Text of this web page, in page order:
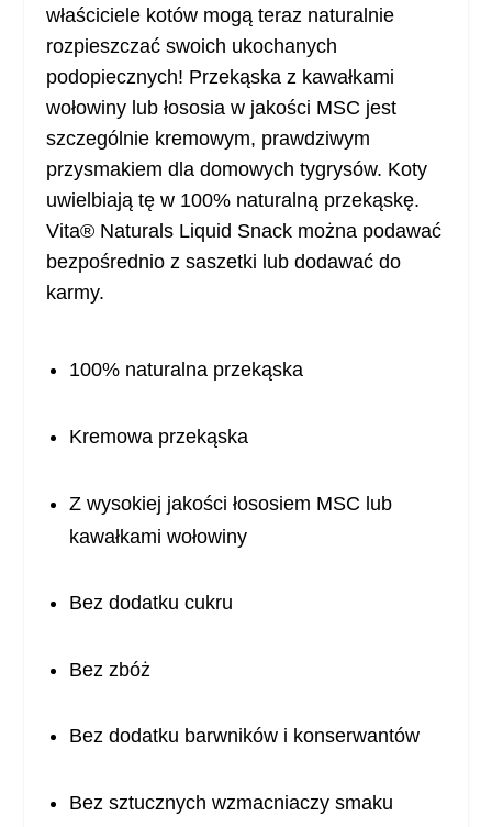
właściciele kotów mogą teraz naturalnie
rozpieszczać swoich ukochanych
podopiecznych! Przekąska z kawałkami
wołowiny lub łososia w jakości MSC jest
szczególnie kremowym, prawdziwym
przysmakiem dla domowych tygrysów. Koty
uwielbiają tę w 100% naturalną przekąskę.
Vita® Naturals Liquid Snack można podawać
bezpośrednio z saszetki lub dodawać do
karmy.
100% naturalna przekąska
Kremowa przekąska
Z wysokiej jakości łososiem MSC lub
kawałkami wołowiny
Bez dodatku cukru
Bez zbóż
Bez dodatku barwników i konserwantów
Bez sztucznych wzmacniaczy smaku